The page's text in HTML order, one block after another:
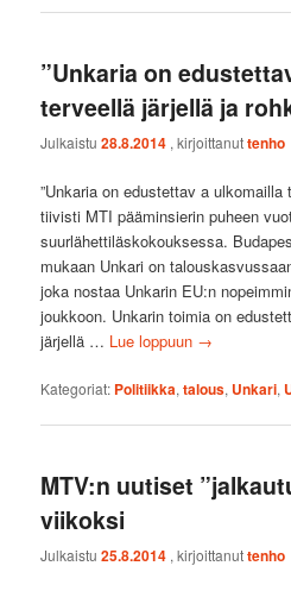
”Unkaria on
terveellä järjellä ja
Julkaistu28.8.2014 , kirjoittanuttenho
”Unkaria on edustettav a ulkomailla
tiivisti MTI pääminsierin puheen
suurlähettiläskokouksessa.
mukaan Unkari on
joka nostaa Unkarin EU:n
joukkoon. Unkarin toimia on
järjellä … Lue loppuun →
Kategoriat: Politiikka,talous, Unkari,
MTV:n uutiset
viikoksi
Julkaistu25.8.2014 , kirjoittanuttenho